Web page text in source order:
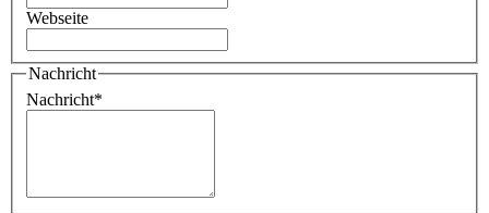
Webseite
Nachricht
Nachricht*